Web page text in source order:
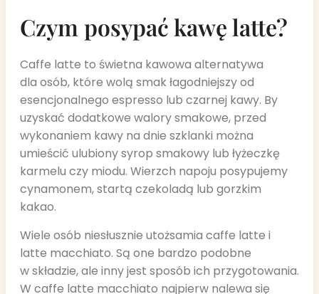
Czym posypać kawę latte?
Caffe latte to świetna kawowa alternatywa
dla osób, które wolą smak łagodniejszy od
esencjonalnego espresso lub czarnej kawy. By
uzyskać dodatkowe walory smakowe, przed
wykonaniem kawy na dnie szklanki można
umieścić ulubiony syrop smakowy lub łyżeczkę
karmelu czy miodu. Wierzch napoju posypujemy
cynamonem, startą czekoladą lub gorzkim
kakao.
Wiele osób niesłusznie utożsamia caffe latte i
latte macchiato. Są one bardzo podobne
w składzie, ale inny jest sposób ich przygotowania.
W caffe latte macchiato najpierw nalewa się